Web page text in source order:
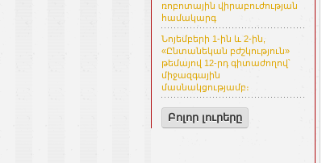
ռոբոտային վիրաբուժության
համակարգ
Նոյեմբերի 1-ին և 2-ին,
«Ընտանեկան բժշկություն»
թեմայով 12-րդ գիտաժողով՝
միջազգային
մասնակցությամբ։
Բոլոր լուրերը